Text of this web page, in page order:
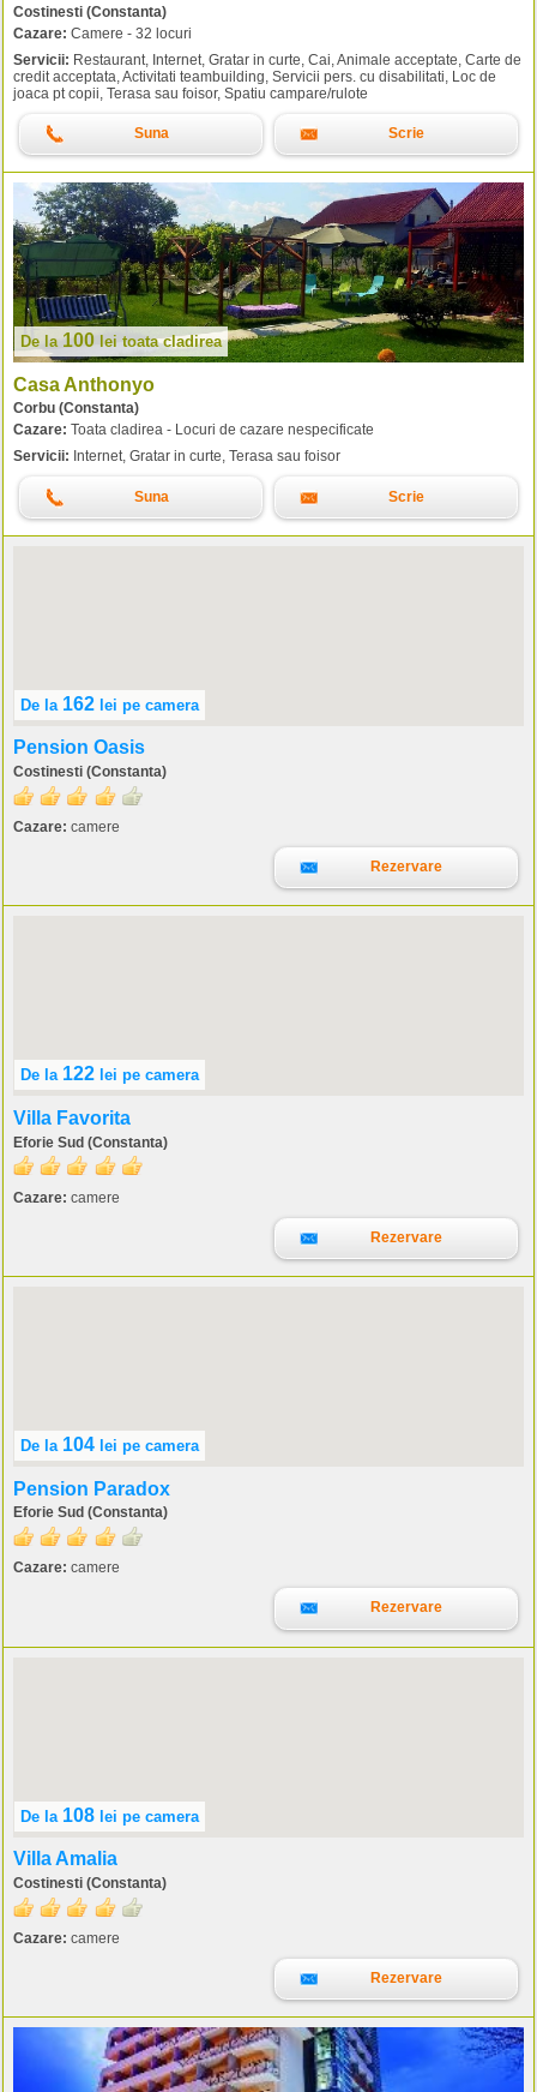
Costinesti (Constanta)
Cazare: Camere - 32 locuri
Servicii: Restaurant, Internet, Gratar in curte, Cai, Animale acceptate, Carte de
credit acceptata, Activitati teambuilding, Servicii pers. cu disabilitati, Loc de
joaca pt copii, Terasa sau foisor, Spatiu campare/rulote
Suna Scrie
De la 100 lei toata cladirea
Casa Anthonyo
Corbu (Constanta)
Cazare: Toata cladirea - Locuri de cazare nespecificate
Servicii: Internet, Gratar in curte, Terasa sau foisor
Suna Scrie
De la 162 lei pe camera
Pension Oasis
Costinesti (Constanta)
Cazare: camere
Rezervare
De la 122 lei pe camera
Villa Favorita
Eforie Sud (Constanta)
Cazare: camere
Rezervare
De la 104 lei pe camera
Pension Paradox
Eforie Sud (Constanta)
Cazare: camere
Rezervare
De la 108 lei pe camera
Villa Amalia
Costinesti (Constanta)
Cazare: camere
Rezervare